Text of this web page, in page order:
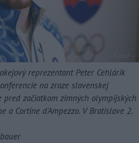
reprezentant Peter Cehlárik
na zraze slovenskej
pred začiatkom zimných olympijských
a Cortine d'Ampezzo. V Bratislave 2.